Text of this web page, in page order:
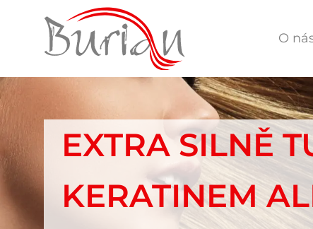
O
EXTRA SILNĚ
KERATINEM